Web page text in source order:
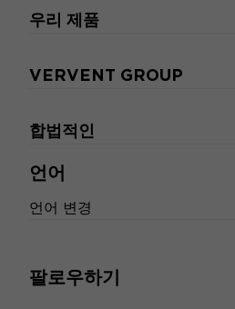
언어
언어 변경
팔로우하기
우리 제품
VERVENT GROUP
합법적인